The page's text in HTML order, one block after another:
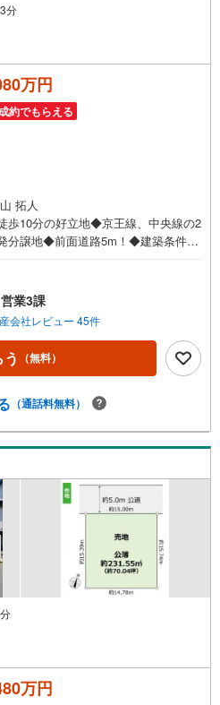
分
万円
約でもらえる
拓人
歩10分の好立地◆京王線、中央線の2
分譲地◆前面道路5m！◆建築条件な
バザール会場には、ベビーベッド
用意しております。 小さなお子
来場ください！資料請求、住宅ロ
にお問合せください！スタッフ25
ったことのない情報を多数ご用意し
ネット、チラシなどに掲載できない
をお伝えください！■ご案内方法ご
い。ご希望があれば周辺環境、お客
などもご案内をいたします。お住
物（株）八王子店 営業1課にお任せ
業3課
会社レビュー 45件
（無料）
（通話料無料）
万円